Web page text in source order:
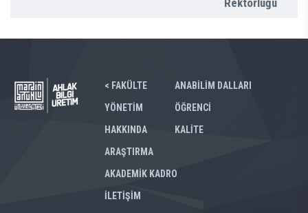
Rektörlüğü
< FAKÜLTE
YÖNETİM
HAKKINDA
ANABİLİM DALLARI
ÖĞRENCİ
KALİTE
ARAŞTIRMA
AKADEMİK KADRO
İLETİŞİM